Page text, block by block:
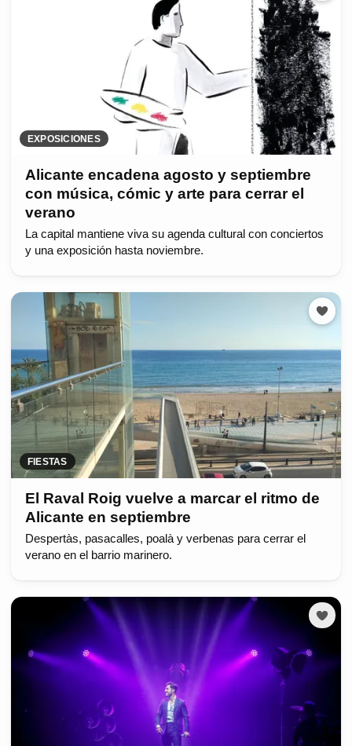
EXPOSICIONES
Alicante encadena agosto y septiembre
con música, cómic y arte para cerrar el
verano
La capital mantiene viva su agenda cultural con conciertos
y una exposición hasta noviembre.
FIESTAS
El Raval Roig vuelve a marcar el ritmo de
Alicante en septiembre
Despertàs, pasacalles, poalà y verbenas para cerrar el
verano en el barrio marinero.